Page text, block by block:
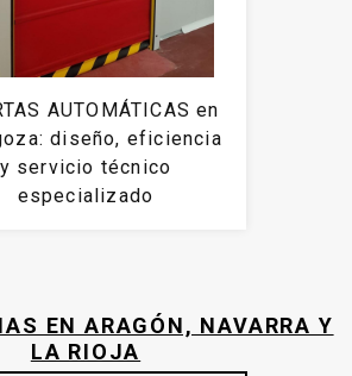
AUTOMÁTICAS en
diseño, eficiencia
y servicio técnico
especializado
EN ARAGÓN, NAVARRA Y
LA RIOJA